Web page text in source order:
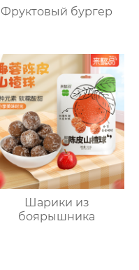
Фруктовый бургер
Шарики из
боярышника